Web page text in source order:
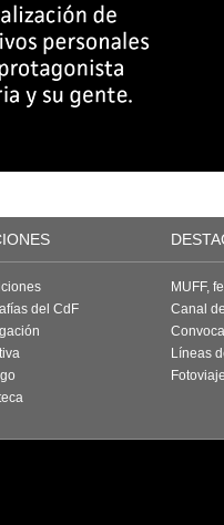
del CdF
MUFF,
Canal
Líneas